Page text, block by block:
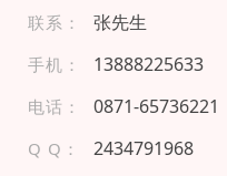
联系： 张先生
手机： 13 8 882 256 3 3
电话： 087 1-6 5 7 36 22 1
Q Q： 2434791968